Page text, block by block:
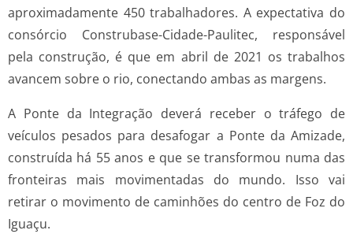
aproximadamente 450 trabalhadores. A expectativa do
consórcio Construbase-Cidade-Paulitec, responsável
pela construção, é que em abril de 2021 os trabalhos
avancem sobre o rio, conectando ambas as margens.
A Ponte da Integração deverá receber o tráfego de
veículos pesados para desafogar a Ponte da Amizade,
construída há 55 anos e que se transformou numa das
fronteiras mais movimentadas do mundo. Isso vai
retirar o movimento de caminhões do centro de Foz do
Iguaçu.